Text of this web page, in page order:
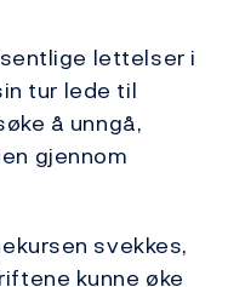
lettelser i
tur lede til
å unngå,
gjennom
svekkes,
kunne øke